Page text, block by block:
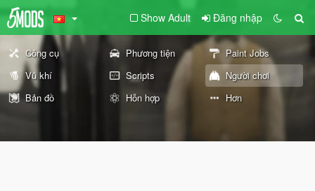
Show Adult Đăng nhập
Công cụ Phương tiện
Paint Jobs
Vũ khí
Scripts
Người chơi
Bản đồ
Hỗn hợp Hơn